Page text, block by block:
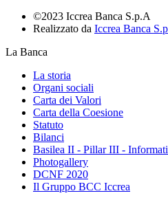
©2023 Iccrea Banca S.p.A
Realizzato da Iccrea Banca
La Banca
La storia
Organi sociali
Carta dei Valori
Carta della Coesione
Statuto
Bilanci
Basilea II - Pillar III -
Photogallery
DCNF 2020
Il Gruppo BCC Iccrea